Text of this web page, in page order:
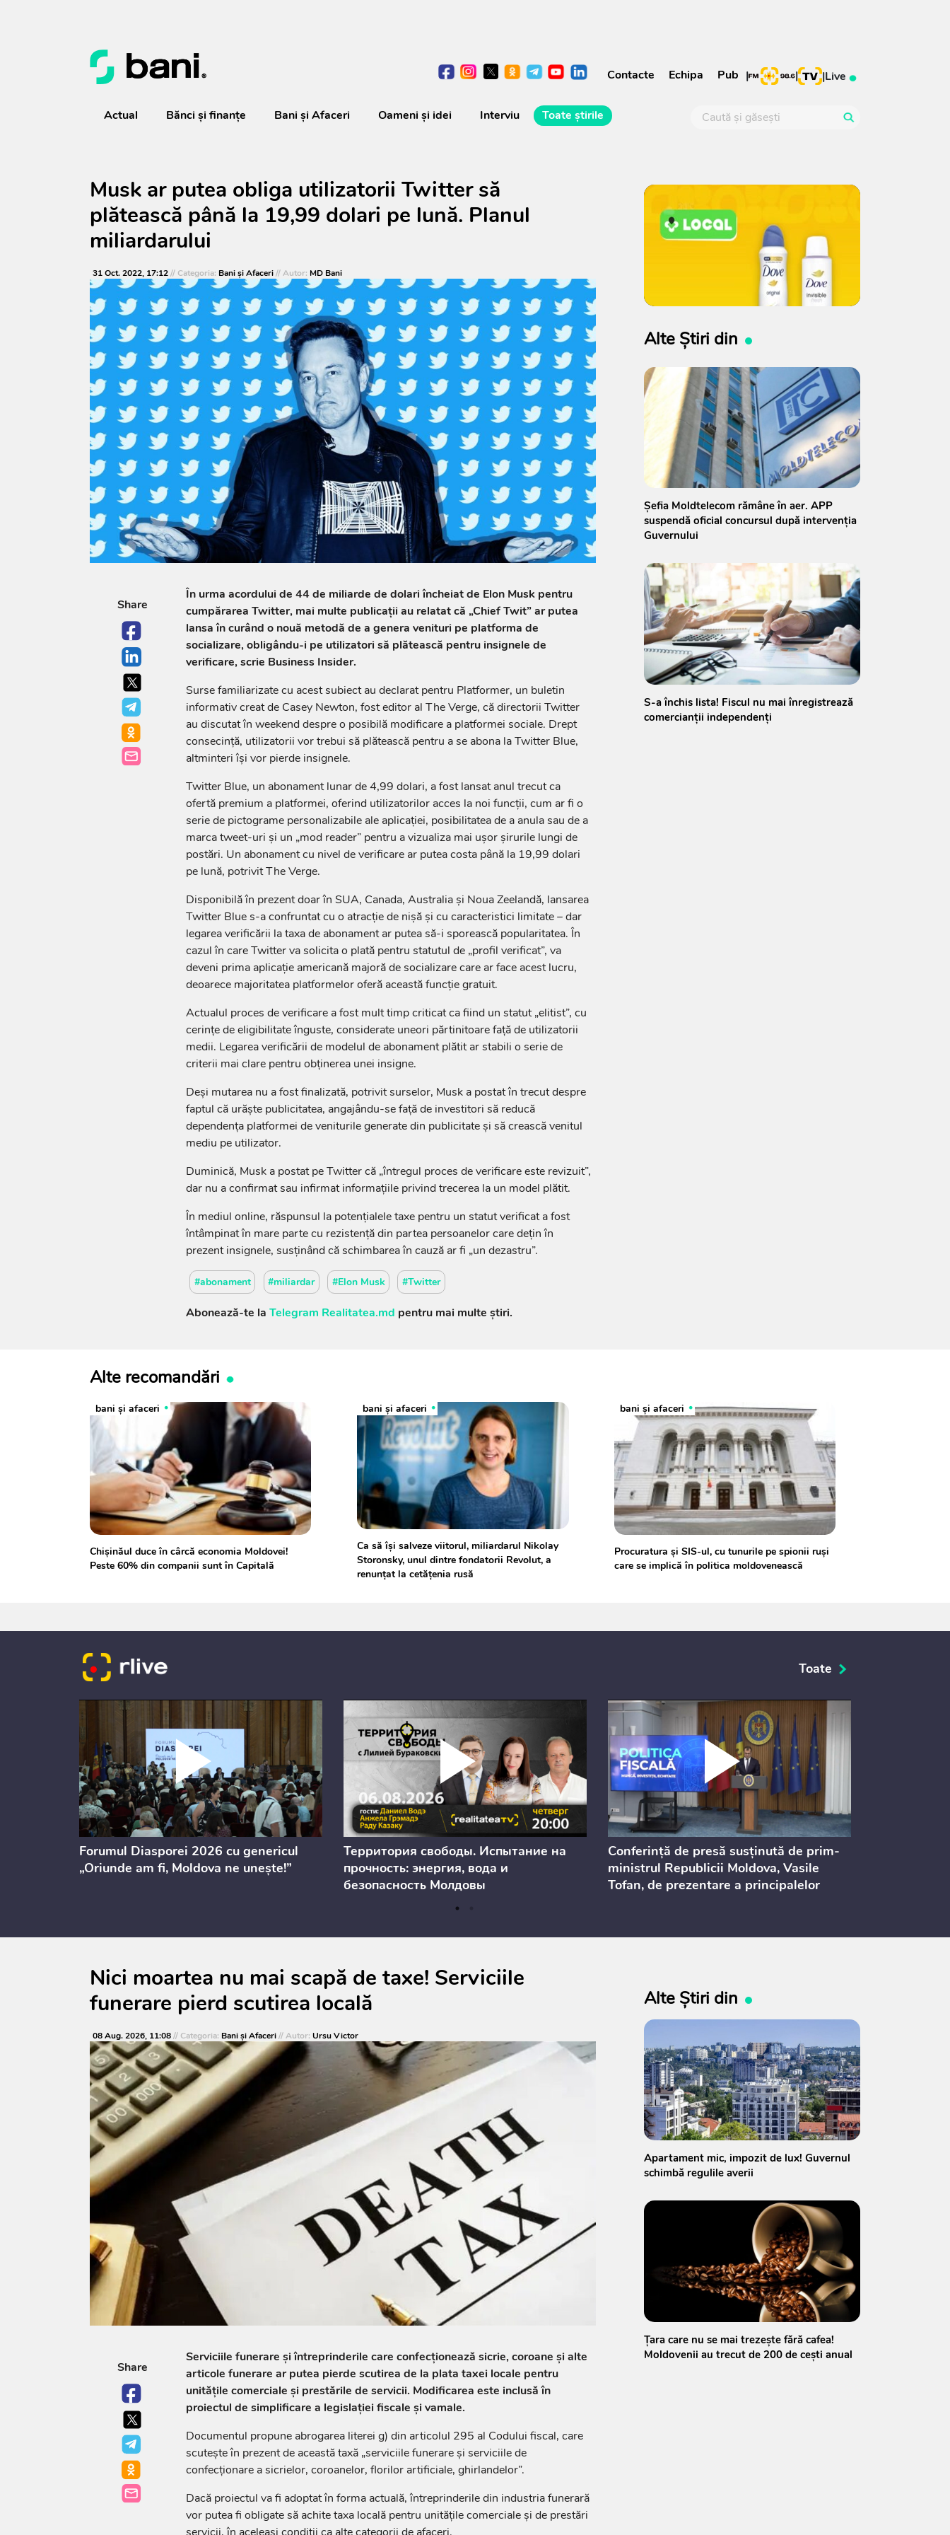
Contacte Echipa Pub | | |Live
Actual Bănci şi finanţe Bani și Afaceri Oameni şi idei Interviu Toate știrile
Musk ar putea obliga utilizatorii Twitter să
plătească până la 19,99 dolari pe lună. Planul
miliardarului
31 Oct. 2022, 17:12// Categoria: Bani și Afaceri// Autor: MD Bani
Share
În urma acordului de 44 de miliarde de dolari încheiat de Elon Musk pentru
cumpărarea Twitter, mai multe publicaţii au relatat că „Chief Twit” ar putea
lansa în curând o nouă metodă de a genera venituri pe platforma de
socializare, obligându-i pe utilizatori să plătească pentru insignele de
verificare, scrie Business Insider.
Surse familiarizate cu acest subiect au declarat pentru Platformer, un buletin
informativ creat de Casey Newton, fost editor al The Verge, că directorii Twitter
au discutat în weekend despre o posibilă modificare a platformei sociale. Drept
consecinţă, utilizatorii vor trebui să plătească pentru a se abona la Twitter Blue,
altminteri îşi vor pierde insignele.
Twitter Blue, un abonament lunar de 4,99 dolari, a fost lansat anul trecut ca
ofertă premium a platformei, oferind utilizatorilor acces la noi funcţii, cum ar fi o
serie de pictograme personalizabile ale aplicaţiei, posibilitatea de a anula sau de a
marca tweet-uri şi un „mod reader” pentru a vizualiza mai uşor şirurile lungi de
postări. Un abonament cu nivel de verificare ar putea costa până la 19,99 dolari
pe lună, potrivit The Verge.
Disponibilă în prezent doar în SUA, Canada, Australia şi Noua Zeelandă, lansarea
Twitter Blue s-a confruntat cu o atracţie de nişă şi cu caracteristici limitate – dar
legarea verificării la taxa de abonament ar putea să-i sporească popularitatea. În
cazul în care Twitter va solicita o plată pentru statutul de „profil verificat”, va
deveni prima aplicaţie americană majoră de socializare care ar face acest lucru,
deoarece majoritatea platformelor oferă această funcţie gratuit.
Actualul proces de verificare a fost mult timp criticat ca fiind un statut „elitist”, cu
cerinţe de eligibilitate înguste, considerate uneori părtinitoare faţă de utilizatorii
medii. Legarea verificării de modelul de abonament plătit ar stabili o serie de
criterii mai clare pentru obţinerea unei insigne.
Deşi mutarea nu a fost finalizată, potrivit surselor, Musk a postat în trecut despre
faptul că urăşte publicitatea, angajându-se faţă de investitori să reducă
dependenţa platformei de veniturile generate din publicitate şi să crească venitul
mediu pe utilizator.
Duminică, Musk a postat pe Twitter că „întregul proces de verificare este revizuit”,
dar nu a confirmat sau infirmat informaţiile privind trecerea la un model plătit.
În mediul online, răspunsul la potenţialele taxe pentru un statut verificat a fost
întâmpinat în mare parte cu rezistenţă din partea persoanelor care deţin în
prezent insignele, susţinând că schimbarea în cauză ar fi „un dezastru”.
#abonament #miliardar #Elon Musk #Twitter
Abonează-te la Telegram Realitatea.md pentru mai multe știri.
Alte Știri din
Șefia Moldtelecom rămâne în aer. APP
suspendă oficial concursul după intervenția
Guvernului
S-a închis lista! Fiscul nu mai înregistrează
comercianții independenți
Alte recomandări
bani și afaceri
Chișinăul duce în cârcă economia Moldovei!
Peste 60% din companii sunt în Capitală
bani și afaceri
Ca să îşi salveze viitorul, miliardarul Nikolay
Storonsky, unul dintre fondatorii Revolut, a
renunţat la cetăţenia rusă
bani și afaceri
Procuratura și SIS-ul, cu tunurile pe spionii ruși
care se implică în politica moldovenească
Toate
Forumul Diasporei 2026 cu genericul
„Oriunde am fi, Moldova ne unește!”
Территория свободы. Испытание на
прочность: энергия, вода и
безопасность Молдовы
Conferință de presă susținută de prim-
ministrul Republicii Moldova, Vasile
Tofan, de prezentare a principalelor
consultărilor publice
Nici moartea nu mai scapă de taxe! Serviciile
funerare pierd scutirea locală
08 Aug. 2026, 11:08// Categoria: Bani și Afaceri// Autor: Ursu Victor
Share
Serviciile funerare și întreprinderile care confecționează sicrie, coroane și alte
articole funerare ar putea pierde scutirea de la plata taxei locale pentru
unitățile comerciale și prestările de servicii. Modificarea este inclusă în
proiectul de simplificare a legislației fiscale și vamale.
Documentul propune abrogarea literei g) din articolul 295 al Codului fiscal, care
scutește în prezent de această taxă „serviciile funerare și serviciile de
confecționare a sicrielor, coroanelor, florilor artificiale, ghirlandelor”.
Dacă proiectul va fi adoptat în forma actuală, întreprinderile din industria funerară
vor putea fi obligate să achite taxa locală pentru unitățile comerciale și de prestări
Alte Știri din
Apartament mic, impozit de lux! Guvernul
schimbă regulile averii
Țara care nu se mai trezește fără cafea!
Moldovenii au trecut de 200 de cești anual